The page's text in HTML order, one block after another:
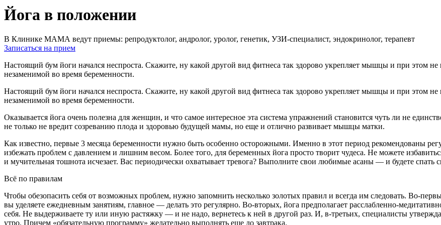
Йога в положении
В Клинике МАМА ведут приемы: репродуктолог, андролог, уролог, генетик, УЗИ-специалист, эндокринолог, терапевт
Записаться на прием
Настоящий бум йоги начался неспроста. Скажите, ну какой другой вид фитнеса так здорово укрепляет мышцы и при этом не
незаменимой во время беременности.
Настоящий бум йоги начался неспроста. Скажите, ну какой другой вид фитнеса так здорово укрепляет мышцы и при этом не
незаменимой во время беременности.
Оказывается йога очень полезна для женщин, и что самое интересное эта система упражнений становится чуть ли не
не только не вредит созреванию плода и здоровью будущей мамы, но еще и отлично развивает мышцы матки.
Как известно, первые 3 месяца беременности нужно быть особенно осторожными. Именно в этот период рекомендованы
избежать проблем с давлением и лишним весом. Более того, для беременных йога просто творит чудеса. Не можете
и мучительная тошнота исчезает. Вас периодически охватывает тревога? Выполните свои любимые асаны — и будете спать
Всё по правилам
Чтобы обезопасить себя от возможных проблем, нужно запомнить несколько золотых правил и всегда им следовать. Во-
вы уделяете ежедневным занятиям, главное — делать это регулярно. Во-вторых, йога предполагает расслабленно-
себя. Не выдерживаете ту или иную растяжку — и не надо, вернетесь к ней в другой раз. И, в-третьих, специалисты
утро. Причем «обязательную программу» желательно выполнять еще до завтрака.